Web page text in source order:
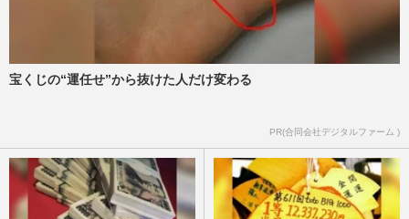
宝くじの“運任せ”から抜けた人だけ変わる
PR(合同会社デジタルファーム )